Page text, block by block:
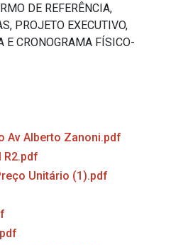
DE REFERÊNCIA,
PROJETO EXECUTIVO,
E CRONOGRAMA FÍSICO-
Av Alberto Zanoni.pdf
R2.pdf
Unitário (1).pdf